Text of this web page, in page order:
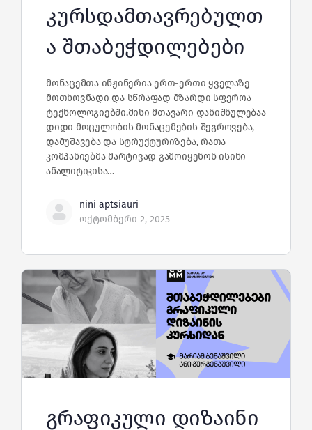
კურსდამთავრებულთ
ა შთაბეჭდილებები
მონაცემთა ინჟინერია ერთ-ერთი ყველაზე
მოთხოვნადი და სწრაფად მზარდი სფეროა
ტექნოლოგიებში.მისი მთავარი დანიშნულებაა
დიდი მოცულობის მონაცემების შეგროვება,
დამუშავება და სტრუქტურიზება, რათა
კომპანიებმა მარტივად გამოიყენონ ისინი
ანალიტიკისა…
nini aptsiauri
ოქტომბერი 2, 2025
გრაფიკული დიზაინი